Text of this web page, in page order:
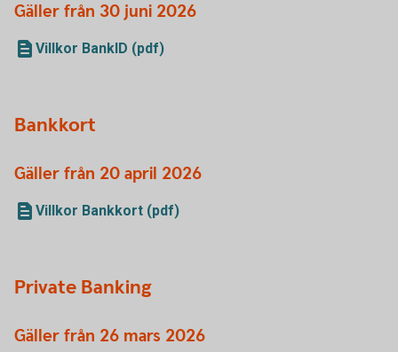
Gäller från 30 juni 2026
Villkor BankID (pdf)
Bankkort
Gäller från 20 april 2026
Villkor Bankkort (pdf)
Private Banking
Gäller från 26 mars 2026